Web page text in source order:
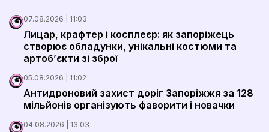
Документи
07.08.2026 | 11:03
Лицар, крафтер і косплеєр: як запоріжець
створює обладунки, унікальні костюми та
артоб’єкти зі зброї
05.08.2026 | 11:02
Антидроновий захист доріг Запоріжжя за 128
мільйонів організують фаворити і новачки
04.08.2026 | 13:03